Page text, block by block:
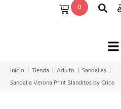
0
Inicio | Tienda | Adulto | Sandalias |
Sandalia Verona Print Blanditos by Crios